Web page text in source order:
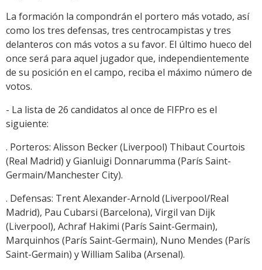
La formación la compondrán el portero más votado, así
como los tres defensas, tres centrocampistas y tres
delanteros con más votos a su favor. El último hueco del
once será para aquel jugador que, independientemente
de su posición en el campo, reciba el máximo número de
votos.
- La lista de 26 candidatos al once de FIFPro es el
siguiente:
. Porteros: Alisson Becker (Liverpool) Thibaut Courtois
(Real Madrid) y Gianluigi Donnarumma (París Saint-
Germain/Manchester City).
. Defensas: Trent Alexander-Arnold (Liverpool/Real
Madrid), Pau Cubarsi (Barcelona), Virgil van Dijk
(Liverpool), Achraf Hakimi (París Saint-Germain),
Marquinhos (París Saint-Germain), Nuno Mendes (París
Saint-Germain) y William Saliba (Arsenal).